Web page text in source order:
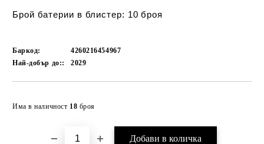
Брой батерии в блистер: 10 броя
Баркод:
4260216454967
Най-добър до::
2029
Има в наличност 18 броя